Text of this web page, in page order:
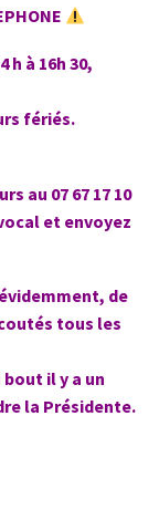
à 16h 30,
fériés.
au 07 67 17 10
et envoyez
évidemment, de
tous les
il y a un
la Présidente.